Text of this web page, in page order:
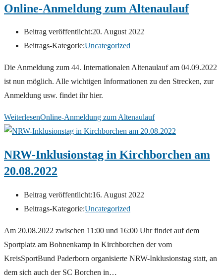
Online-Anmeldung zum Altenaulauf
Beitrag veröffentlicht:20. August 2022
Beitrags-Kategorie:Uncategorized
Die Anmeldung zum 44. Internationalen Altenaulauf am 04.09.2022
ist nun möglich. Alle wichtigen Informationen zu den Strecken, zur
Anmeldung usw. findet ihr hier.
WeiterlesenOnline-Anmeldung zum Altenaulauf
NRW-Inklusionstag in Kirchborchen am
20.08.2022
Beitrag veröffentlicht:16. August 2022
Beitrags-Kategorie:Uncategorized
Am 20.08.2022 zwischen 11:00 und 16:00 Uhr findet auf dem
Sportplatz am Bohnenkamp in Kirchborchen der vom
KreisSportBund Paderborn organisierte NRW-Inklusionstag statt, an
dem sich auch der SC Borchen in…